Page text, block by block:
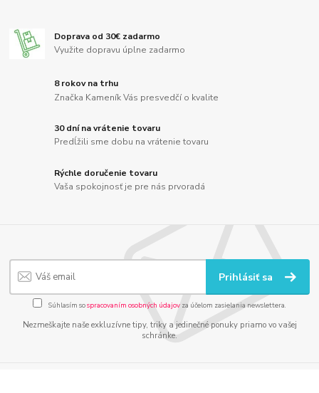
Doprava od 30€ zadarmo
Využite dopravu úplne zadarmo
8 rokov na trhu
Značka Kameník Vás presvedčí o kvalite
30 dní na vrátenie tovaru
Predĺžili sme dobu na vrátenie tovaru
Rýchle doručenie tovaru
Vaša spokojnosť je pre nás prvoradá
Prihlásiť sa
Súhlasím sospracovaním osobných údajov za účelom zasielania newslettera.
Nezmeškajte naše exkluzívne tipy, triky a jedinečné ponuky priamo vo vašej
schránke.